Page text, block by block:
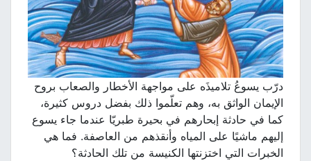
درّب يسوعُ تلاميذَه على مواجهة الأخطار والصعاب بروح
الإيمان الواثق به، وهم تعلّموا ذلك بفضل دروس كثيرة،
كما في حادثة إبحارهم في بحيرة طبريّا عندما جاء يسوع
إليهم ماشيًا على المياه وأنقذهم من العاصفة. فما هي
الخبرات التي اختزنتها الكنيسة من تلك الحادثة؟